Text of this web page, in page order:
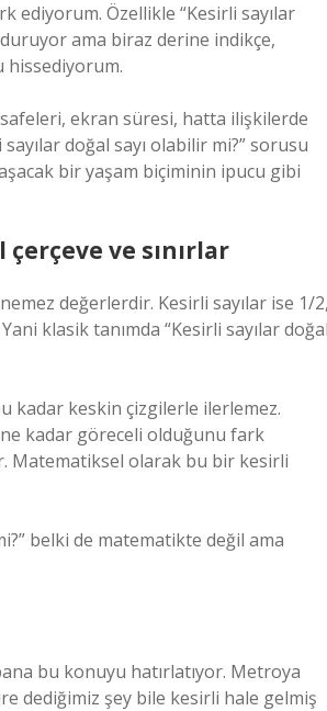
ediyorum. Özellikle “Kesirli sayılar
ama biraz derine indikçe,
hissediyorum.
ekran süresi, hatta ilişkilerde
doğal sayı olabilir mi?” sorusu
bir yaşam biçiminin ipucu gibi
ve sınırlar
değerlerdir. Kesirli sayılar ise 1/
klasik tanımda “Kesirli sayılar
kadar keskin çizgilerle ilerlemez.
kadar göreceli olduğunu fark
Matematiksel olarak bu bir kesirli
belki de matematikte değil ama
bu konuyu hatırlatıyor. Metroya
dediğimiz şey bile kesirli hale gelmiş